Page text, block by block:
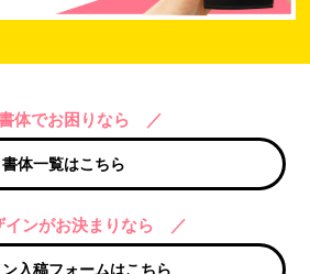
体でお困りなら ／
書体一覧はこちら
ンがお決まりなら ／
入稿フォームはこちら